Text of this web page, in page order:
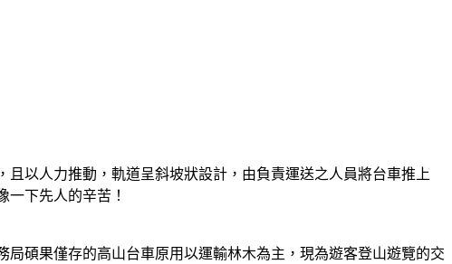
以人力推動，軌道呈斜坡狀設計，由負責運送之人員將台車推上
下先人的辛苦！
碩果僅存的高山台車原用以運輸林木為主，現為遊客登山遊覽的交